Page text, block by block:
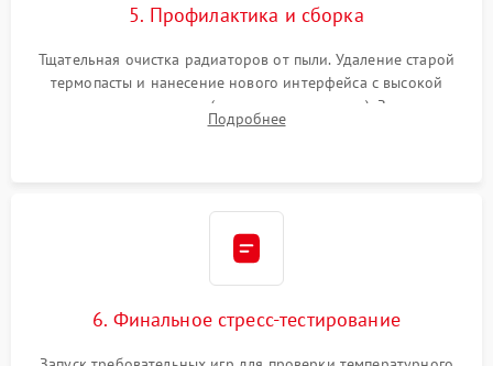
5. Профилактика и сборка
Тщательная очистка радиаторов от пыли. Удаление старой
термопасты и нанесение нового интерфейса с высокой
теплопроводностью (или жидкого металла). Замена
термопрокладок. Аккуратная сборка консоли и подключение
Подробнее
6. Финальное стресс-тестирование